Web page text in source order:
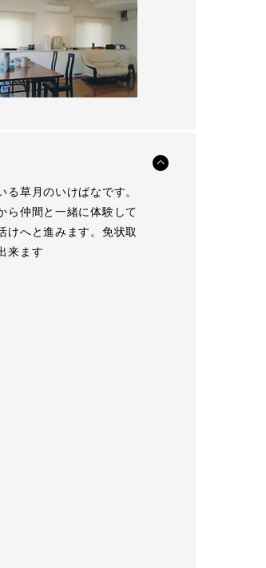
草月のいけばなです。
ら仲間と一緒に体験して
けへと進みます。免状取
来ます